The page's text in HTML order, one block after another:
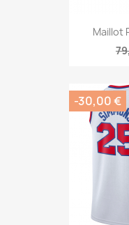
Maillot
-30,00 €